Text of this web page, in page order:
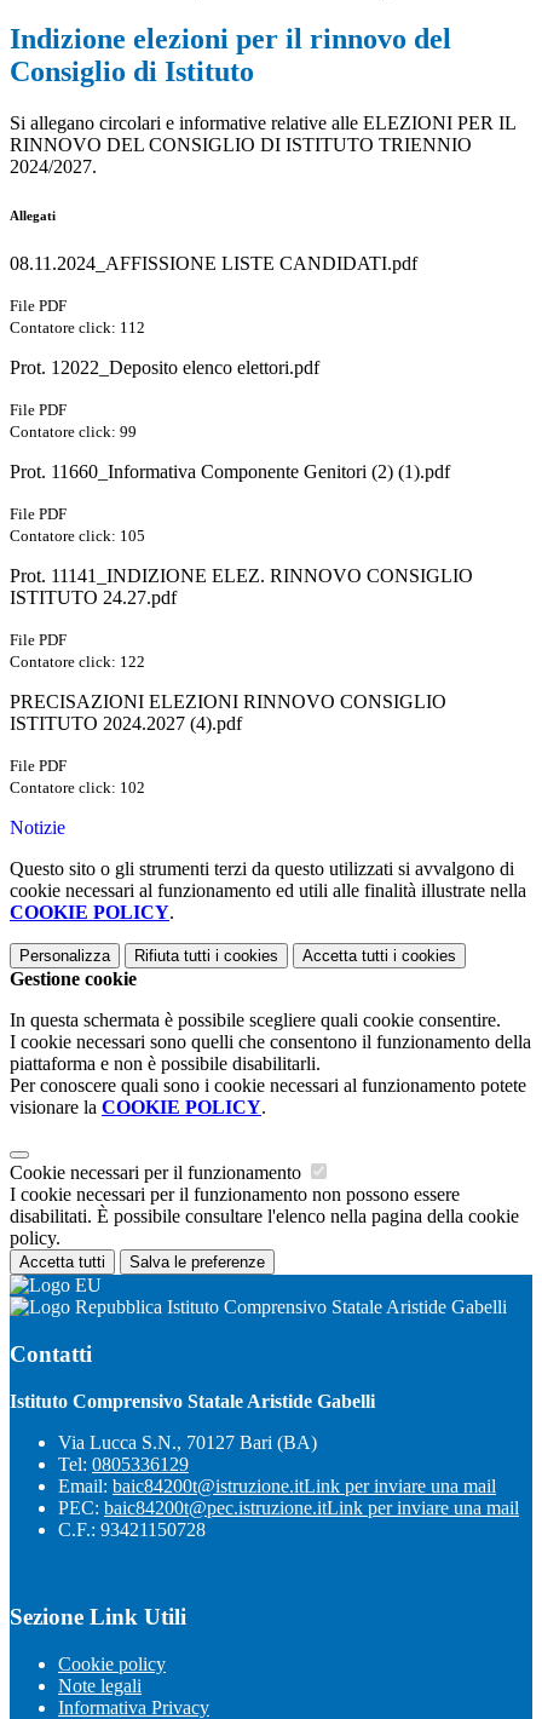
Indizione elezioni per il rinnovo del
Consiglio di Istituto
Si allegano circolari e informative relative alle ELEZIONI PER IL
RINNOVO DEL CONSIGLIO DI ISTITUTO TRIENNIO
2024/2027.
Allegati
08.11.2024_AFFISSIONE LISTE CANDIDATI.pdf
File PDF
Contatore click: 112
Prot. 12022_Deposito elenco elettori.pdf
File PDF
Contatore click: 99
Prot. 11660_Informativa Componente Genitori (2) (1).pdf
File PDF
Contatore click: 105
Prot. 11141_INDIZIONE ELEZ. RINNOVO CONSIGLIO
ISTITUTO 24.27.pdf
File PDF
Contatore click: 122
PRECISAZIONI ELEZIONI RINNOVO CONSIGLIO
ISTITUTO 2024.2027 (4).pdf
File PDF
Contatore click: 102
Notizie
Questo sito o gli strumenti terzi da questo utilizzati si avvalgono di
cookie necessari al funzionamento ed utili alle finalità illustrate nella
COOKIE POLICY.
Personalizza Rifiuta tutti i cookies Accetta tutti i cookies
Gestione cookie
In questa schermata è possibile scegliere quali cookie consentire.
I cookie necessari sono quelli che consentono il funzionamento della
piattaforma e non è possibile disabilitarli.
Per conoscere quali sono i cookie necessari al funzionamento potete
visionare la COOKIE POLICY.
Cookie necessari per il funzionamento
I cookie necessari per il funzionamento non possono essere
disabilitati. È possibile consultare l'elenco nella pagina della cookie
policy.
Accetta tutti Salva le preferenze
Istituto Comprensivo Statale Aristide Gabelli
Contatti
Istituto Comprensivo Statale Aristide Gabelli
Via Lucca S.N., 70127 Bari (BA)
Tel: 0805336129
Email: baic84200t@istruzione.itLink per inviare una mail
PEC: baic84200t@pec.istruzione.itLink per inviare una mail
C.F.: 93421150728
Sezione Link Utili
Cookie policy
Note legali
Informativa Privacy